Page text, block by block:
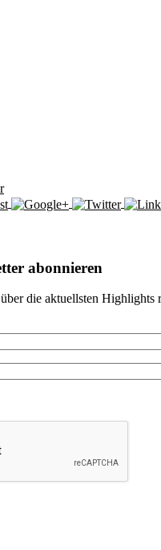
abonnieren
die aktuellsten Highlights